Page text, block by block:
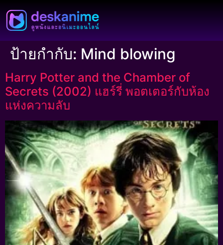
ป้ายกำกับ: Mind blowing
Harry Potter and the Chamber of
Secrets (2002) แฮร์รี่ พอตเตอร์กับห้อง
แห่งความลับ